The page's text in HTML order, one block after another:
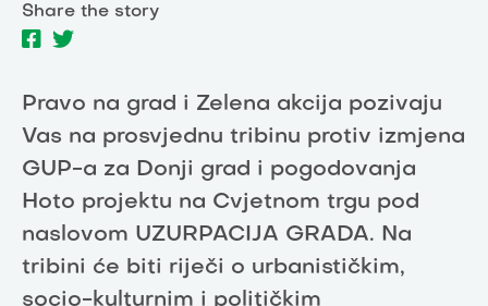
Share the story
Pravo na grad i Zelena akcija pozivaju
Vas na prosvjednu tribinu protiv izmjena
GUP-a za Donji grad i pogodovanja
Hoto projektu na Cvjetnom trgu pod
naslovom UZURPACIJA GRADA. Na
tribini će biti riječi o urbanističkim,
socio-kulturnim i političkim